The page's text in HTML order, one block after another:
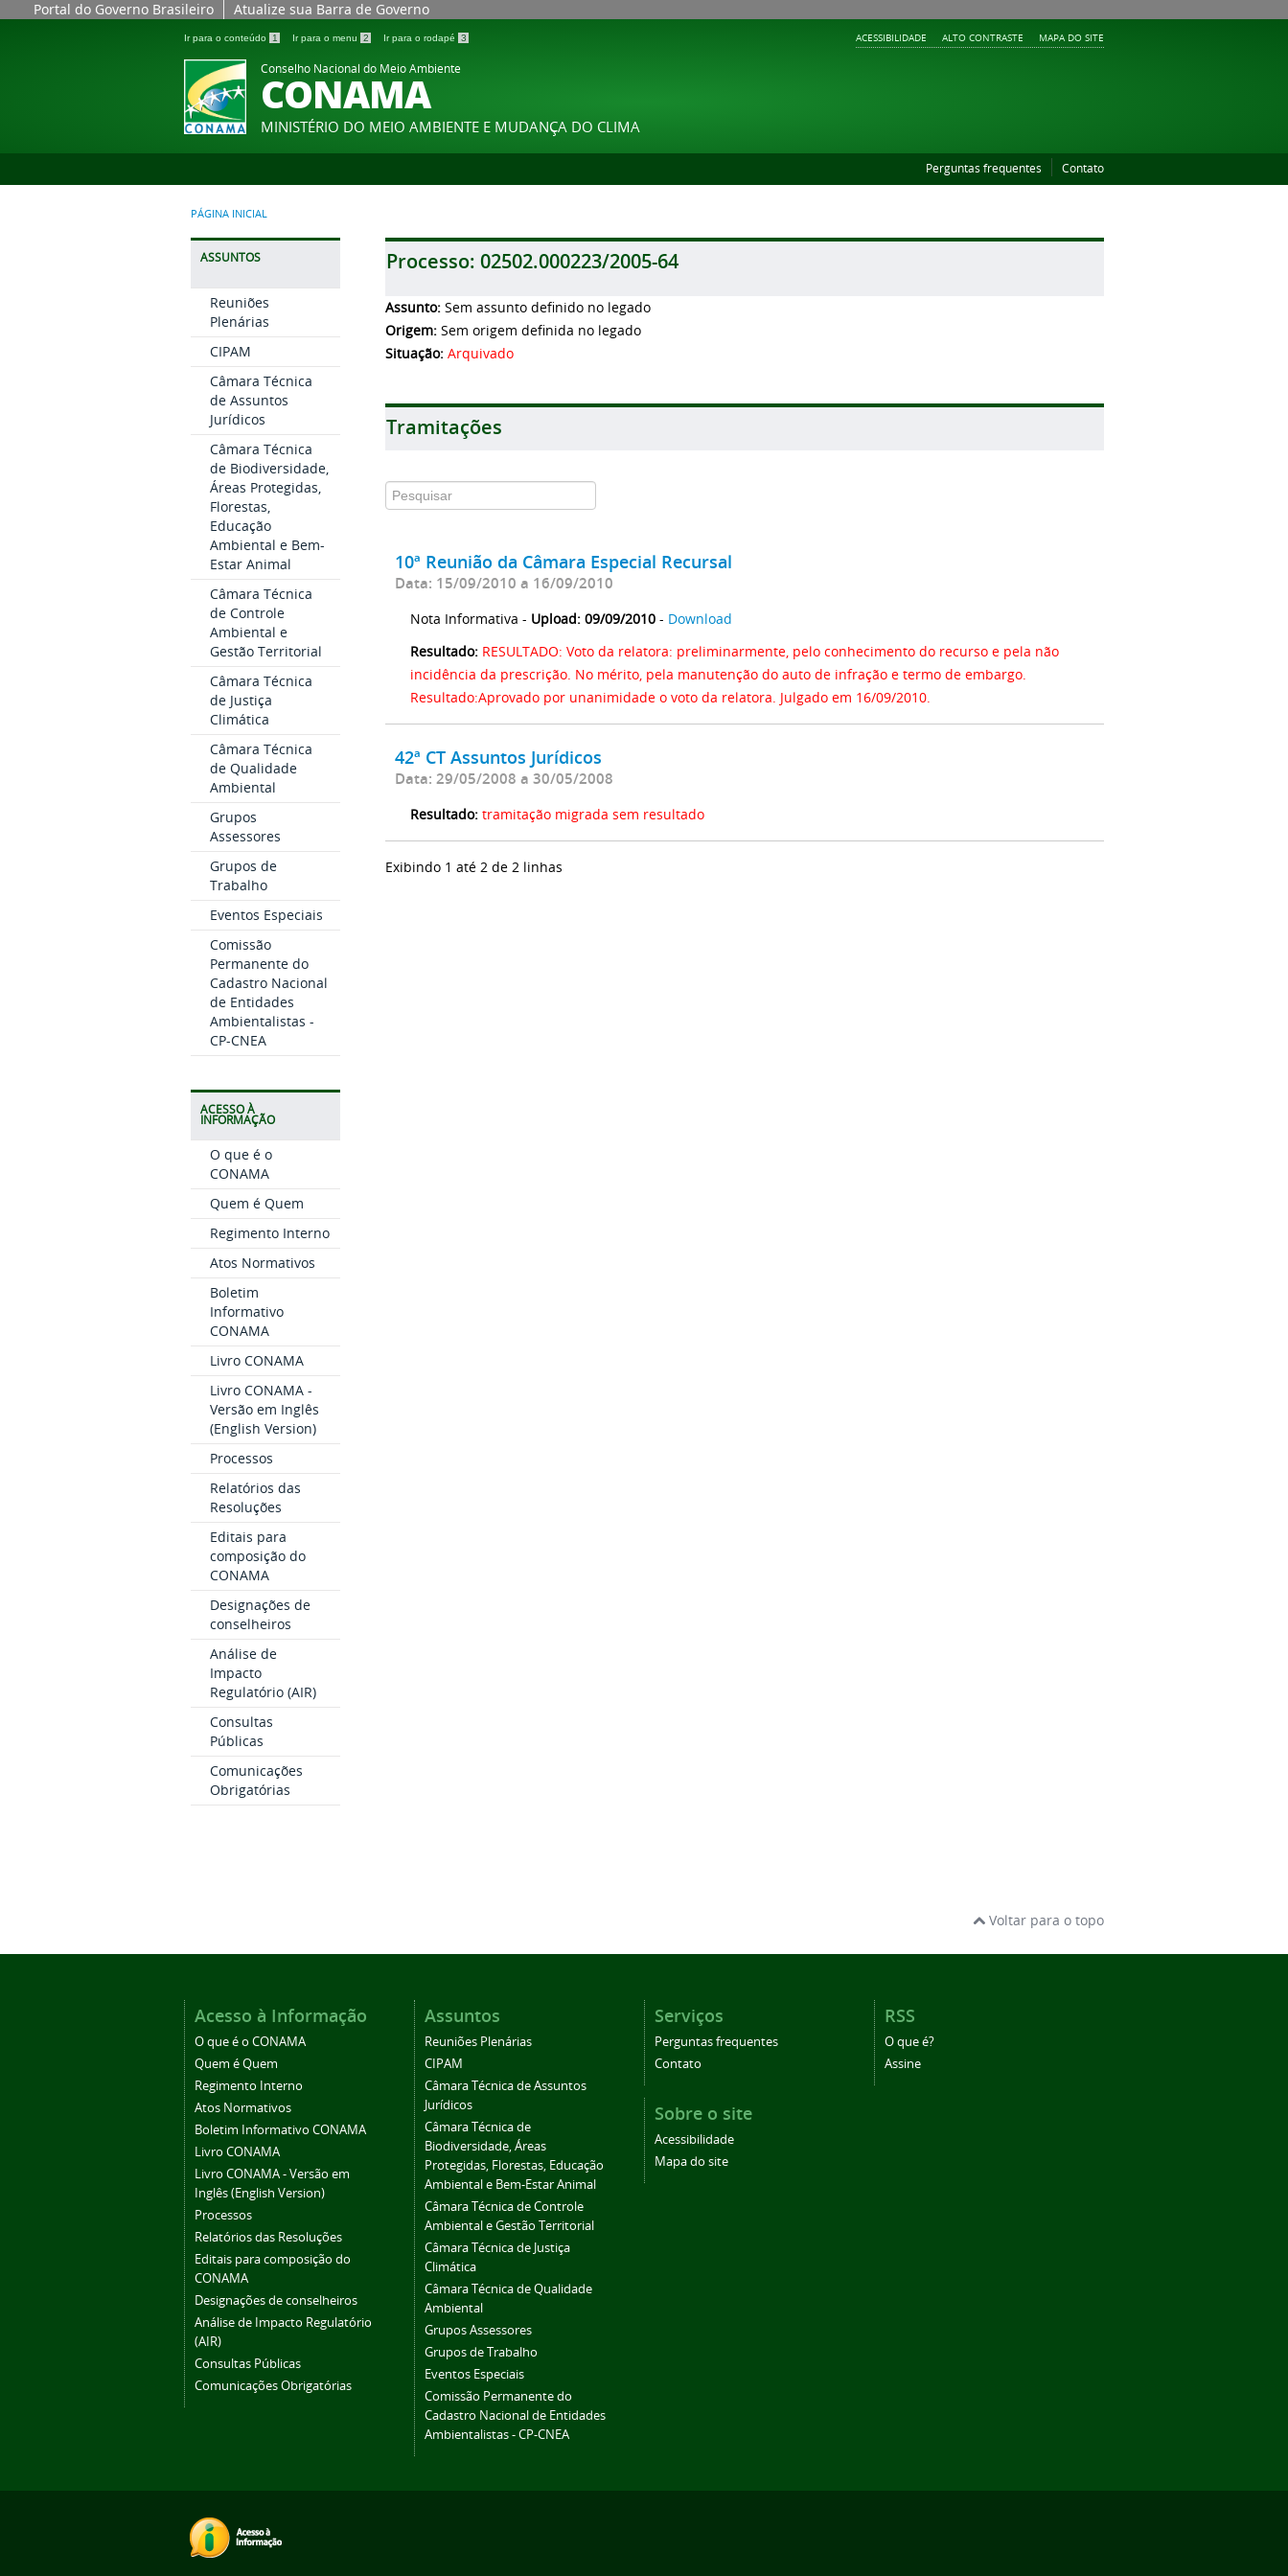
Portal do Governo Brasileiro Atualize sua Barra de Governo
Ir para o conteúdo 1 Ir para o menu 2 Ir para o rodapé 3 ACESSIBILIDADE ALTO CONTRASTE MAPA DO SITE
Conselho Nacional do Meio Ambiente
CONAMA
MINISTÉRIO DO MEIO AMBIENTE E MUDANÇA DO CLIMA
Perguntas frequentes Contato
PÁGINA INICIAL
ASSUNTOS
Reuniões
Plenárias
CIPAM
Câmara Técnica
de Assuntos
Jurídicos
Câmara Técnica
de Biodiversidade,
Áreas Protegidas,
Florestas,
Educação
Ambiental e Bem-
Estar Animal
Câmara Técnica
de Controle
Ambiental e
Gestão Territorial
Câmara Técnica
de Justiça
Climática
Câmara Técnica
de Qualidade
Ambiental
Grupos
Assessores
Grupos de
Trabalho
Eventos Especiais
Comissão
Permanente do
Cadastro Nacional
de Entidades
Ambientalistas -
CP-CNEA
ACESSO À
INFORMAÇÃO
O que é o
CONAMA
Quem é Quem
Regimento Interno
Atos Normativos
Boletim
Informativo
CONAMA
Livro CONAMA
Livro CONAMA -
Versão em Inglês
(English Version)
Processos
Relatórios das
Resoluções
Editais para
composição do
CONAMA
Designações de
conselheiros
Análise de
Impacto
Regulatório (AIR)
Consultas
Públicas
Comunicações
Obrigatórias
Processo: 02502.000223/2005-64
Assunto: Sem assunto definido no legado
Origem: Sem origem definida no legado
Situação: Arquivado
Tramitações
10ª Reunião da Câmara Especial Recursal
Data: 15/09/2010 a 16/09/2010
Nota Informativa - Upload: 09/09/2010 - Download
Resultado: RESULTADO: Voto da relatora: preliminarmente, pelo conhecimento do recurso e pela não
incidência da prescrição. No mérito, pela manutenção do auto de infração e termo de embargo.
Resultado:Aprovado por unanimidade o voto da relatora. Julgado em 16/09/2010.
42ª CT Assuntos Jurídicos
Data: 29/05/2008 a 30/05/2008
Resultado: tramitação migrada sem resultado
Exibindo 1 até 2 de 2 linhas
Voltar para o topo
Acesso à Informação
O que é o CONAMA
Quem é Quem
Regimento Interno
Atos Normativos
Boletim Informativo CONAMA
Livro CONAMA
Livro CONAMA - Versão em
Inglês (English Version)
Processos
Relatórios das Resoluções
Editais para composição do
CONAMA
Designações de conselheiros
Análise de Impacto Regulatório
(AIR)
Consultas Públicas
Comunicações Obrigatórias
Assuntos
Reuniões Plenárias
CIPAM
Câmara Técnica de Assuntos
Jurídicos
Câmara Técnica de
Biodiversidade, Áreas
Protegidas, Florestas, Educação
Ambiental e Bem-Estar Animal
Câmara Técnica de Controle
Ambiental e Gestão Territorial
Câmara Técnica de Justiça
Climática
Câmara Técnica de Qualidade
Ambiental
Grupos Assessores
Grupos de Trabalho
Eventos Especiais
Comissão Permanente do
Cadastro Nacional de Entidades
Ambientalistas - CP-CNEA
Serviços
Perguntas frequentes
Contato
RSS
O que é?
Assine
Sobre o site
Acessibilidade
Mapa do site